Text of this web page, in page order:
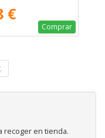
€
Comprar
recoger en tienda.